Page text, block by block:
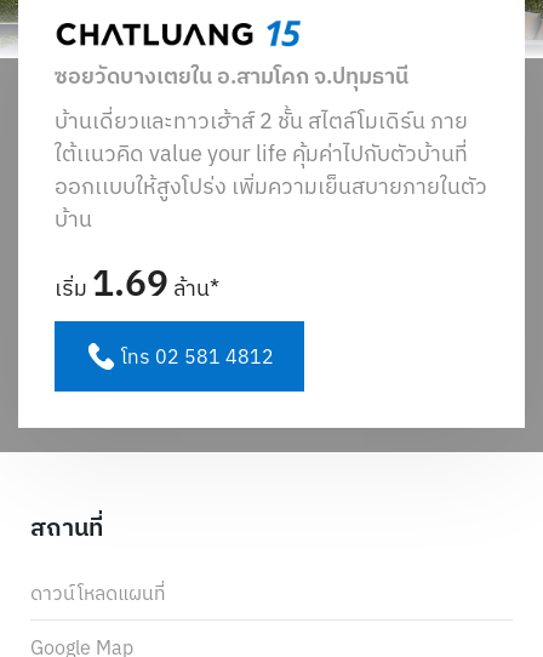
ซอยวัดบางเตยใน อ.สามโคก จ.ปทุมธานี
บ้านเดี่ยวและทาวเฮ้าส์ 2 ชั้น สไตล์โมเดิร์น ภาย
ใต้เเนวคิด value your life คุ้มค่าไปกับตัวบ้านที่
ออกเเบบให้สูงโปร่ง เพิ่มความเย็นสบายภายในตัว
บ้าน
เริ่ม 1.69 ล้าน*
โทร 02 581 4812
สถานที่
ดาวน์โหลดแผนที่
Google Map